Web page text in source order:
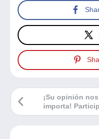
¡Su opinión nos
importa!
en nuestra